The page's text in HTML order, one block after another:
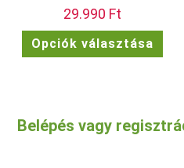
29.990 Ft
Opciók választása
a
Belépés vagy